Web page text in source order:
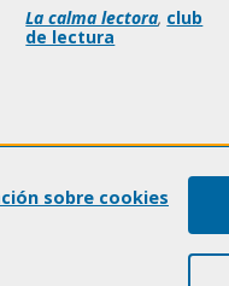
La calma lectora, club
de lectura
sobre cookies